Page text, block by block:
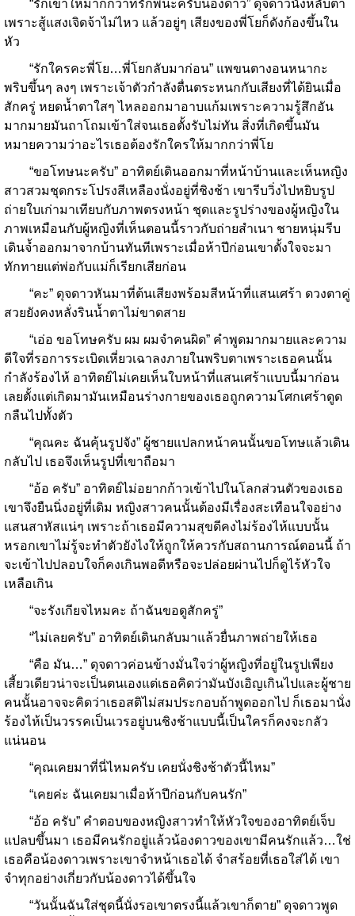
“รักเขาให้มากกว่าที่รักพี่นะครับน้องดาว” ดุจดาวนั่งหลับตา
เพราะสู้แสงเจิดจ้าไม่ไหว แล้วอยู่ๆ เสียงของพี่โยก็ดังก้องขึ้นใน
หัว
“รักใครคะพี่โย…พี่โยกลับมาก่อน” แพขนตางอนหนากะ
พริบขึ้นๆ ลงๆ เพราะเจ้าตัวกำลังตื่นตระหนกกับเสียงที่ได้ยินเมื่อ
สักครู่ หยดน้ำตาใสๆ ไหลออกมาอาบแก้มเพราะความรู้สึกอัน
มากมายมันถาโถมเข้าใส่จนเธอตั้งรับไม่ทัน สิ่งที่เกิดขึ้นมัน
หมายความว่าอะไรเธอต้องรักใครให้มากกว่าพี่โย
“ขอโทษนะครับ” อาทิตย์เดินออกมาที่หน้าบ้านและเห็นหญิง
สาวสวมชุดกระโปรงสีเหลืองนั่งอยู่ที่ชิงช้า เขารีบวิ่งไปหยิบรูป
ถ่ายใบเก่ามาเทียบกับภาพตรงหน้า ชุดและรูปร่างของผู้หญิงใน
ภาพเหมือนกับผู้หญิงที่เห็นตอนนี้ราวกับถ่ายสำเนา ชายหนุ่มรีบ
เดินจ้ำออกมาจากบ้านทันทีเพราะเมื่อห้าปีก่อนเขาตั้งใจจะมา
ทักทายแต่พ่อกับแม่ก็เรียกเสียก่อน
“คะ” ดุจดาวหันมาที่ต้นเสียงพร้อมสีหน้าที่แสนเศร้า ดวงตาคู่
สวยยังคงหลั่งรินน้ำตาไม่ขาดสาย
“เอ่อ ขอโทษครับ ผม ผมจำคนผิด” คำพูดมากมายและความ
ดีใจที่รอการระเบิดเหี่ยวเฉาลงภายในพริบตาเพราะเธอคนนั้น
กำลังร้องไห้ อาทิตย์ไม่เคยเห็นใบหน้าที่แสนเศร้าแบบนี้มาก่อน
เลยตั้งแต่เกิดมามันเหมือนร่างกายของเธอถูกความโศกเศร้าดูด
กลืนไปทั้งตัว
“คุณคะ ฉันคุ้นรูปจัง” ผู้ชายแปลกหน้าคนนั้นขอโทษแล้วเดิน
กลับไป เธอจึงเห็นรูปที่เขาถือมา
“อ้อ ครับ” อาทิตย์ไม่อยากก้าวเข้าไปในโลกส่วนตัวของเธอ
เขาจึงยืนนิ่งอยู่ที่เดิม หญิงสาวคนนั้นต้องมีเรื่องสะเทือนใจอย่าง
แสนสาหัสแน่ๆ เพราะถ้าเธอมีความสุขดีคงไม่ร้องไห้แบบนั้น
หรอกเขาไม่รู้จะทำตัวยังไงให้ถูกให้ควรกับสถานการณ์ตอนนี้ ถ้า
จะเข้าไปปลอบใจก็คงเกินพอดีหรือจะปล่อยผ่านไปก็ดูไร้หัวใจ
เหลือเกิน
“จะรังเกียจไหมคะ ถ้าฉันขอดูสักครู่”
“ไม่เลยครับ” อาทิตย์เดินกลับมาแล้วยื่นภาพถ่ายให้เธอ
“คือ มัน…” ดุจดาวค่อนข้างมั่นใจว่าผู้หญิงที่อยู่ในรูปเพียง
เสี้ยวเดียวน่าจะเป็นตนเองแต่เธอคิดว่ามันบังเอิญเกินไปและผู้ชาย
คนนั้นอาจจะคิดว่าเธอสติไม่สมประกอบถ้าพูดออกไป ก็เธอมานั่ง
ร้องไห้เป็นวรรคเป็นเวรอยู่บนชิงช้าแบบนี้เป็นใครก็คงจะกลัว
แน่นอน
“คุณเคยมาที่นี่ไหมครับ เคยนั่งชิงช้าตัวนี้ไหม”
“เคยค่ะ ฉันเคยมาเมื่อห้าปีก่อนกับคนรัก”
“อ้อ ครับ” คำตอบของหญิงสาวทำให้หัวใจของอาทิตย์เจ็บ
แปลบขึ้นมา เธอมีคนรักอยู่แล้วน้องดาวของเขามีคนรักแล้ว…ใช่
เธอคือน้องดาวเพราะเขาจำหน้าเธอได้ จำสร้อยที่เธอใส่ได้ เขา
จำทุกอย่างเกี่ยวกับน้องดาวได้ขึ้นใจ
“วันนั้นฉันใส่ชุดนี้นั่งรอเขาตรงนี้แล้วเขาก็ตาย” ดุจดาวพูด